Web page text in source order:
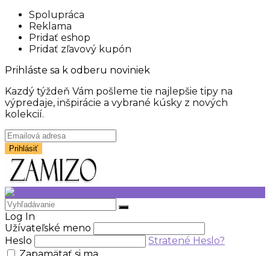
Spolupráca
Reklama
Pridať eshop
Pridať zľavový kupón
Prihláste sa k odberu noviniek
Kazdý týždeň Vám pošleme tie najlepšie tipy na
výpredaje, inšpirácie a vybrané kúsky z nových
kolekcií.
Log In
Užívateľské meno
Heslo
Stratené Heslo?